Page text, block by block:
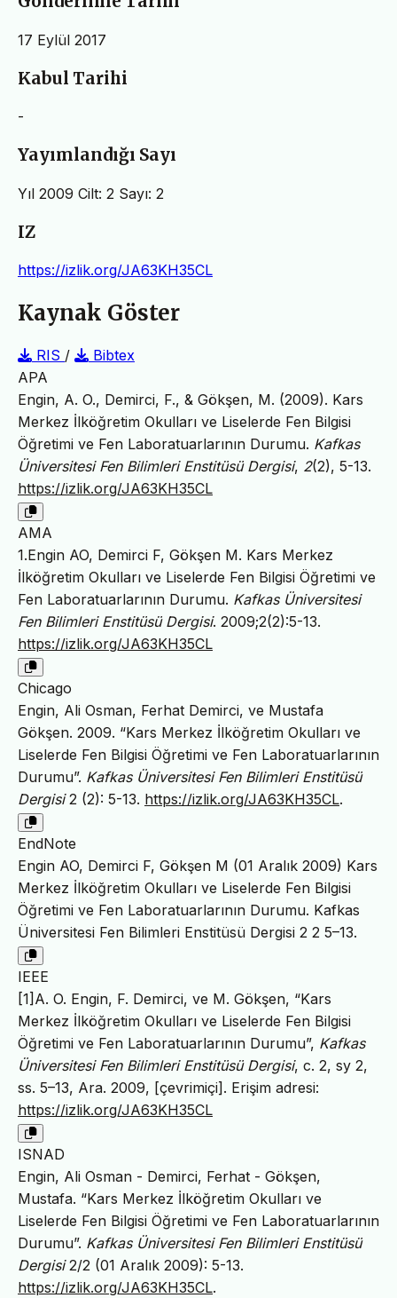
17 Eylül 2017
Kabul Tarihi
-
Yayımlandığı Sayı
Yıl 2009 Cilt: 2 Sayı: 2
IZ
https://izlik.org/JA63KH35CL
Kaynak Göster
RIS /
Bibtex
APA
Engin, A. O., Demirci, F., & Gökşen, M. (2009). Kars
Merkez İlköğretim Okulları ve Liselerde Fen Bilgisi
Öğretimi ve Fen Laboratuarlarının Durumu. Kafkas
Üniversitesi Fen Bilimleri Enstitüsü Dergisi, 2(2), 5-13.
https://izlik.org/JA63KH35CL
AMA
1.Engin AO, Demirci F, Gökşen M. Kars Merkez
İlköğretim Okulları ve Liselerde Fen Bilgisi Öğretimi ve
Fen Laboratuarlarının Durumu. Kafkas Üniversitesi
Fen Bilimleri Enstitüsü Dergisi. 2009;2(2):5-13.
https://izlik.org/JA63KH35CL
Chicago
Engin, Ali Osman, Ferhat Demirci, ve Mustafa
Gökşen. 2009. “Kars Merkez İlköğretim Okulları ve
Liselerde Fen Bilgisi Öğretimi ve Fen Laboratuarlarının
Durumu”. Kafkas Üniversitesi Fen Bilimleri Enstitüsü
Dergisi2 (2): 5-13. https://izlik.org/JA63KH35CL.
EndNote
Engin AO, Demirci F, Gökşen M (01 Aralık 2009) Kars
Merkez İlköğretim Okulları ve Liselerde Fen Bilgisi
Öğretimi ve Fen Laboratuarlarının Durumu. Kafkas
Üniversitesi Fen Bilimleri Enstitüsü Dergisi 2 2 5–13.
IEEE
[1]A. O. Engin, F. Demirci, ve M. Gökşen, “Kars
Merkez İlköğretim Okulları ve Liselerde Fen Bilgisi
Öğretimi ve Fen Laboratuarlarının Durumu”, Kafkas
Üniversitesi Fen Bilimleri Enstitüsü Dergisi, c. 2, sy 2,
ss. 5–13, Ara. 2009, [çevrimiçi]. Erişim adresi:
https://izlik.org/JA63KH35CL
ISNAD
Engin, Ali Osman - Demirci, Ferhat - Gökşen,
Mustafa. “Kars Merkez İlköğretim Okulları ve
Liselerde Fen Bilgisi Öğretimi ve Fen Laboratuarlarının
Durumu”. Kafkas Üniversitesi Fen Bilimleri Enstitüsü
Dergisi2/2 (01 Aralık 2009): 5-13.
https://izlik.org/JA63KH35CL.